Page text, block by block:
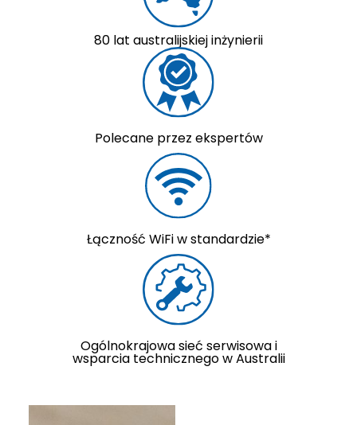
80 lat australijskiej inżynierii
Polecane przez ekspertów
Łączność WiFi w standardzie*
Ogólnokrajowa sieć serwisowa i
wsparcia technicznego w Australii